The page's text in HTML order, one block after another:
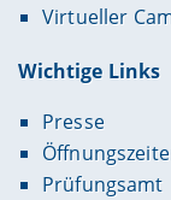
Virtueller
Wichtige Links
Presse
Prüfungsamt